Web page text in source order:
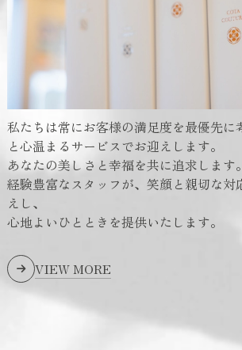
私たちは常にお客様の満足度を最優先に
と心温まるサービスでお迎えします。
あなたの美しさと幸福を共に追求します。
経験豊富なスタッフが、笑顔と親切な対
えし、
心地よいひとときを提供いたします。
VIEW MORE